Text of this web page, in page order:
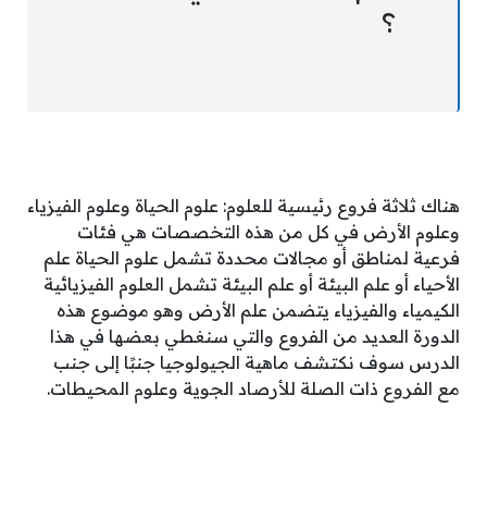
؟
هناك ثلاثة فروع رئيسية للعلوم: علوم الحياة وعلوم الفيزياء
وعلوم الأرض في كل من هذه التخصصات هي فئات
فرعية لمناطق أو مجالات محددة تشمل علوم الحياة علم
الأحياء أو علم البيئة أو علم البيئة تشمل العلوم الفيزيائية
الكيمياء والفيزياء يتضمن علم الأرض وهو موضوع هذه
الدورة العديد من الفروع والتي سنغطي بعضها في هذا
الدرس سوف نكتشف ماهية الجيولوجيا جنبًا إلى جنب
مع الفروع ذات الصلة للأرصاد الجوية وعلوم المحيطات.